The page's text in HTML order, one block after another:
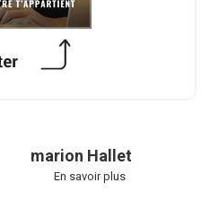
marion Hallet
En savoir plus